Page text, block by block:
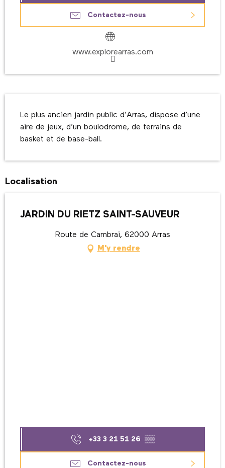
Contactez-nous
www.explorearras.com
Le plus ancien jardin public d’Arras, dispose d’une
aire de jeux, d’un boulodrome, de terrains de
basket et de base-ball.
Localisation
JARDIN DU RIETZ SAINT-SAUVEUR
Route de Cambrai, 62000 Arras
M'y rendre
+33 3 21 51 26 ▒▒
Contactez-nous